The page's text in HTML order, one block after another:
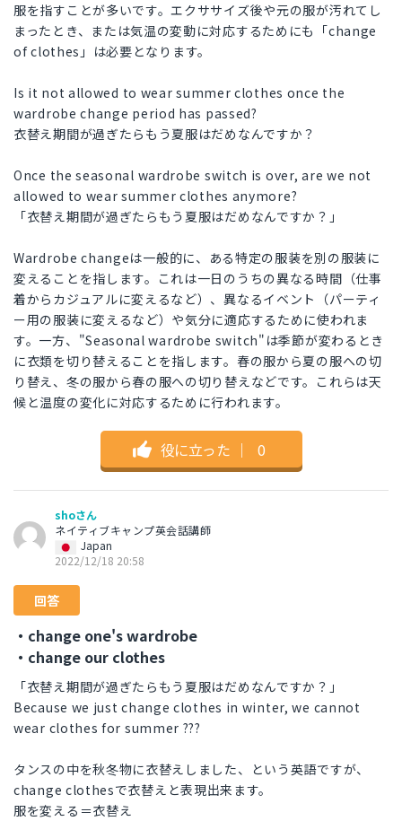
服を指すことが多いです。エクササイズ後や元の服が汚れてし
まったとき、または気温の変動に対応するためにも「change
of clothes」は必要となります。
Is it not allowed to wear summer clothes once the
wardrobe change period has passed?
衣替え期間が過ぎたらもう夏服はだめなんですか？
Once the seasonal wardrobe switch is over, are we not
allowed to wear summer clothes anymore?
「衣替え期間が過ぎたらもう夏服はだめなんですか？」
Wardrobe changeは一般的に、ある特定の服装を別の服装に
変えることを指します。これは一日のうちの異なる時間（仕事
着からカジュアルに変えるなど）、異なるイベント（パーティ
ー用の服装に変えるなど）や気分に適応するために使われま
す。一方、"Seasonal wardrobe switch"は季節が変わるとき
に衣類を切り替えることを指します。春の服から夏の服への切
り替え、冬の服から春の服への切り替えなどです。これらは天
候と温度の変化に対応するために行われます。
役に立った ｜ 0
shoさん
ネイティブキャンプ英会話講師
Japan
2022/12/18 20:58
回答
・change one's wardrobe
・change our clothes
「衣替え期間が過ぎたらもう夏服はだめなんですか？」
Because we just change clothes in winter, we cannot
wear clothes for summer ???
タンスの中を秋冬物に衣替えしました、という英語ですが、
change clothesで衣替えと表現出来ます。
服を変える＝衣替え